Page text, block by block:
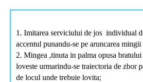
1. Imitarea serviciului de jos individual
accentul punandu-se pe aruncarea mingii
2. Mingea ,tinuta in palma opusa
loveste urmarindu-se traiectoria de zbor
de locul unde trebuie lovita;